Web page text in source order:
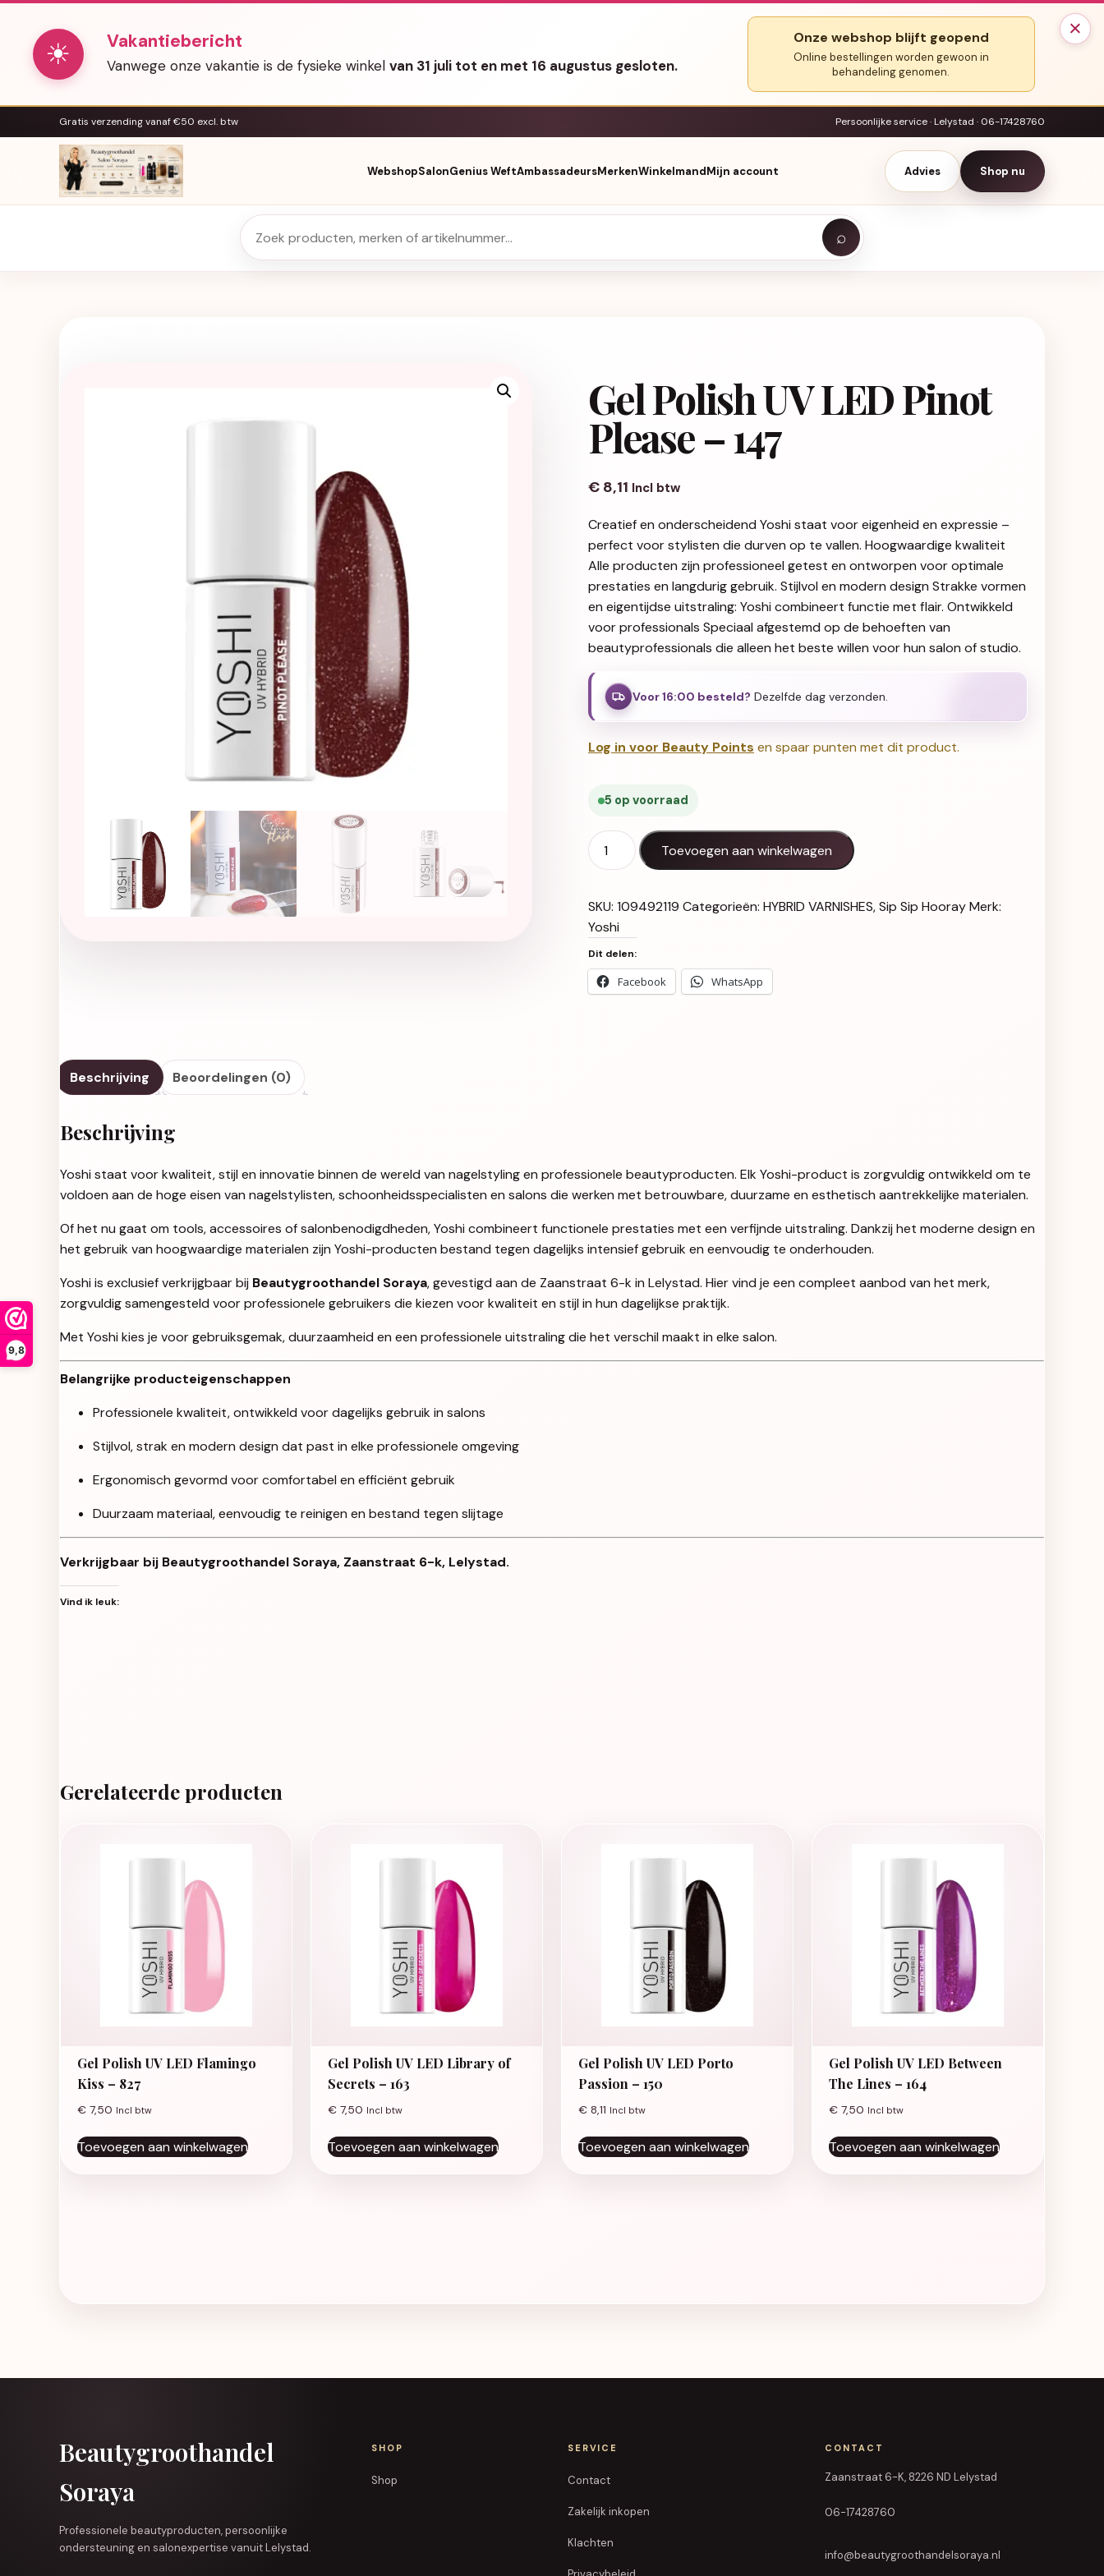
9,8
×
☀ Vakantiebericht
Vanwege onze vakantie is de fysieke winkel van 31 juli tot en met 16 augustus gesloten.
Onze webshop blijft geopend
Online bestellingen worden gewoon in
behandeling genomen.
Gratis verzending vanaf €50 excl. btw Persoonlijke service · Lelystad · 06-17428760
WebshopSalonGenius WeftAmbassadeursMerkenWinkelmandMijn account Advies Shop nu
⌕
Gel Polish UV LED Pinot
Please – 147
€8,11 Incl btw
Creatief en onderscheidend Yoshi staat voor eigenheid en expressie –
perfect voor stylisten die durven op te vallen. Hoogwaardige kwaliteit
Alle producten zijn professioneel getest en ontworpen voor optimale
prestaties en langdurig gebruik. Stijlvol en modern design Strakke vormen
en eigentijdse uitstraling: Yoshi combineert functie met flair. Ontwikkeld
voor professionals Speciaal afgestemd op de behoeften van
beautyprofessionals die alleen het beste willen voor hun salon of studio.
Voor 16:00 besteld? Dezelfde dag verzonden.
Log in voor Beauty Points en spaar punten met dit product.
5 op voorraad
Gel Polish UV LED Pinot Please - 147 aantal
Toevoegen aan winkelwagen
SKU: 109492119 Categorieën: HYBRID VARNISHES,Sip Sip HoorayMerk:
Yoshi
Dit delen:
Facebook WhatsApp
Beschrijving Beoordelingen (0)
Beschrijving
Yoshi staat voor kwaliteit, stijl en innovatie binnen de wereld van nagelstyling en professionele beautyproducten. Elk Yoshi-product is zorgvuldig ontwikkeld om te
voldoen aan de hoge eisen van nagelstylisten, schoonheidsspecialisten en salons die werken met betrouwbare, duurzame en esthetisch aantrekkelijke materialen.
Of het nu gaat om tools, accessoires of salonbenodigdheden, Yoshi combineert functionele prestaties met een verfijnde uitstraling. Dankzij het moderne design en
het gebruik van hoogwaardige materialen zijn Yoshi-producten bestand tegen dagelijks intensief gebruik en eenvoudig te onderhouden.
Yoshi is exclusief verkrijgbaar bij Beautygroothandel Soraya, gevestigd aan de Zaanstraat 6-k in Lelystad. Hier vind je een compleet aanbod van het merk,
zorgvuldig samengesteld voor professionele gebruikers die kiezen voor kwaliteit en stijl in hun dagelijkse praktijk.
Met Yoshi kies je voor gebruiksgemak, duurzaamheid en een professionele uitstraling die het verschil maakt in elke salon.
Belangrijke producteigenschappen
Professionele kwaliteit, ontwikkeld voor dagelijks gebruik in salons
Stijlvol, strak en modern design dat past in elke professionele omgeving
Ergonomisch gevormd voor comfortabel en efficiënt gebruik
Duurzaam materiaal, eenvoudig te reinigen en bestand tegen slijtage
Verkrijgbaar bij Beautygroothandel Soraya, Zaanstraat 6-k, Lelystad.
Vind ik leuk:
Gerelateerde producten
Gel Polish UV LED Flamingo
Kiss – 827
€ 7,50 Incl btw
Toevoegen aan winkelwagen
Gel Polish UV LED Library of
Secrets – 163
€ 7,50 Incl btw
Toevoegen aan winkelwagen
Gel Polish UV LED Porto
Passion – 150
€ 8,11 Incl btw
Toevoegen aan winkelwagen
Gel Polish UV LED Between
The Lines – 164
€ 7,50 Incl btw
Toevoegen aan winkelwagen
Beautygroothandel
Soraya
Professionele beautyproducten, persoonlijke
ondersteuning en salonexpertise vanuit Lelystad.
SHOP
Shop
SERVICE
Contact
Zakelijk inkopen
Klachten
CONTACT
Zaanstraat 6-K, 8226 ND Lelystad
06-17428760
info@beautygroothandelsoraya.nl